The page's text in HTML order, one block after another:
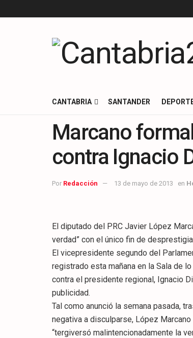
CANTABRIA SANTANDER
Marcano
contra Ignacio
Por Redacción 13 de mayo de 2013 en
El diputado del PRC Javier López
verdad” con el único fin de
El vicepresidente segundo del
registrado esta mañana en la Sala de
contra el presidente regional, Ignacio
publicidad.
Tal como anunció la semana pasada,
negativa a disculparse, López
“tergiversó malintencionadamente la